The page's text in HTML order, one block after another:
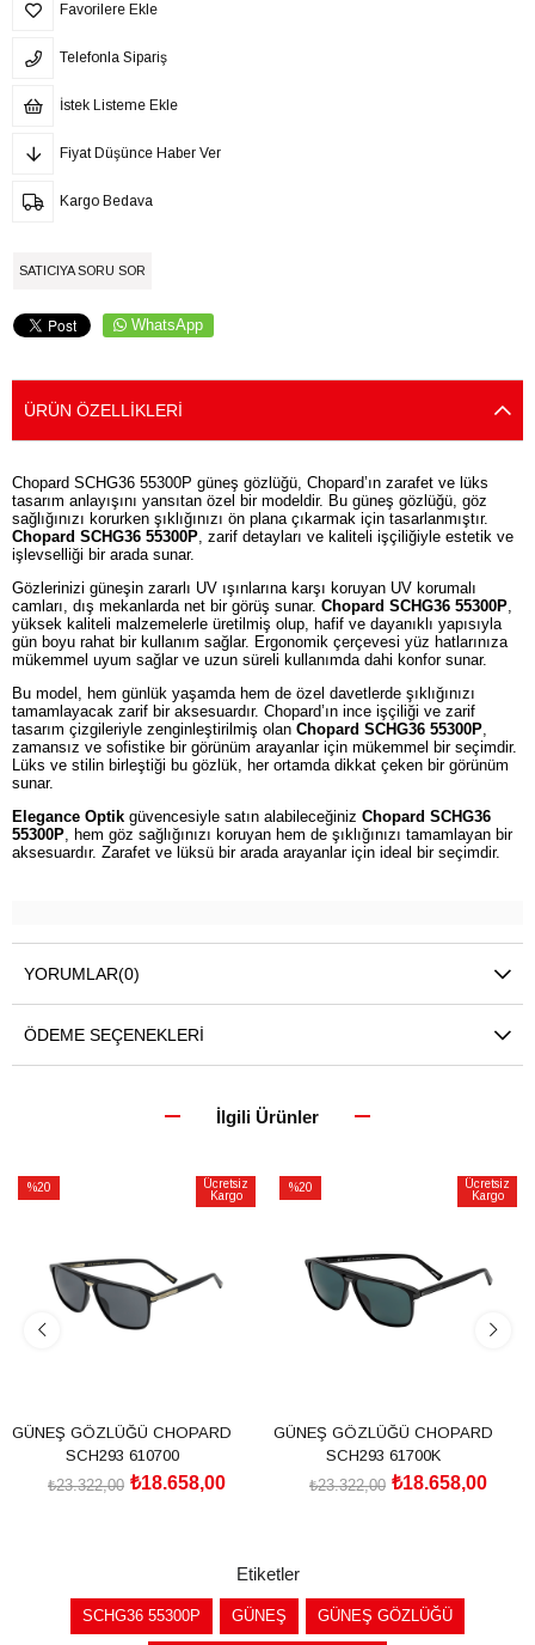
Favorilere Ekle
Telefonla Sipariş
İstek Listeme Ekle
Fiyat Düşünce Haber Ver
Kargo Bedava
SATICIYA SORU SOR
WhatsApp
ÜRÜN ÖZELLIKLERI
Chopard SCHG36 55300P güneş gözlüğü, Chopard’ın zarafet ve lüks
tasarım anlayışını yansıtan özel bir modeldir. Bu güneş gözlüğü, göz
sağlığınızı korurken şıklığınızı ön plana çıkarmak için tasarlanmıştır.
Chopard SCHG36 55300P, zarif detayları ve kaliteli işçiliğiyle estetik ve
işlevselliği bir arada sunar.
Gözlerinizi güneşin zararlı UV ışınlarına karşı koruyan UV korumalı
camları, dış mekanlarda net bir görüş sunar. Chopard SCHG36 55300P,
yüksek kaliteli malzemelerle üretilmiş olup, hafif ve dayanıklı yapısıyla
gün boyu rahat bir kullanım sağlar. Ergonomik çerçevesi yüz hatlarınıza
mükemmel uyum sağlar ve uzun süreli kullanımda dahi konfor sunar.
Bu model, hem günlük yaşamda hem de özel davetlerde şıklığınızı
tamamlayacak zarif bir aksesuardır. Chopard’ın ince işçiliği ve zarif
tasarım çizgileriyle zenginleştirilmiş olan Chopard SCHG36 55300P
zamansız ve sofistike bir görünüm arayanlar için mükemmel bir seçimdir.
Lüks ve stilin birleştiği bu gözlük, her ortamda dikkat çeken bir görünüm
sunar.
Elegance Optik güvencesiyle satın alabileceğiniz Chopard SCHG36
55300P , hem göz sağlığınızı koruyan hem de şıklığınızı tamamlayan bir
aksesuardır. Zarafet ve lüksü bir arada arayanlar için ideal bir seçimdir.
YORUMLAR(0)
ÖDEME SEÇENEKLERI
İlgili Ürünler
%20
Ücretsiz
Kargo
GÜNEŞ GÖZLÜĞÜ CHOPARD
SCH293 610700
₺18.658,00
₺23.322,00
%20
Ücretsiz
Kargo
GÜNEŞ GÖZLÜĞÜ CHOPARD
SCH293 61700K
₺18.658,00
₺23.322,00
Etiketler
SCHG36 55300P GÜNEŞ GÜNEŞ GÖZLÜĞÜ